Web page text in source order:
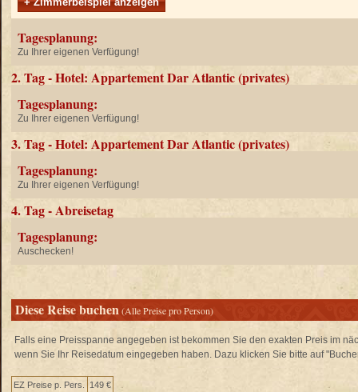
Tagesplanung:
Zu Ihrer eigenen Verfügung!
2. Tag - Hotel: Appartement Dar Atlantic (privates)
Tagesplanung:
Zu Ihrer eigenen Verfügung!
3. Tag - Hotel: Appartement Dar Atlantic (privates)
Tagesplanung:
Zu Ihrer eigenen Verfügung!
4. Tag - Abreisetag
Tagesplanung:
Auschecken!
Diese Reise buchen(Alle Preise pro Person)
Falls eine Preisspanne angegeben ist bekommen Sie den exakten Preis im
wenn Sie Ihr Reisedatum eingegeben haben. Dazu klicken Sie bitte auf
EZ Preise p. Pers.
149 €